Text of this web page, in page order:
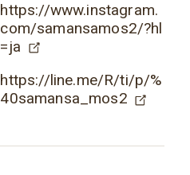
https://www.instagram.
com/samansamos2/?hl
=ja
https://line.me/R/ti/p/%
40samansa_mos2